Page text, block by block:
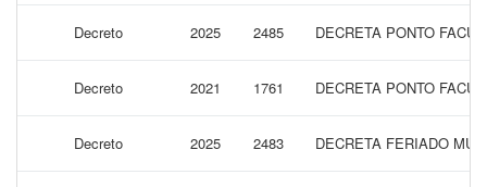
Decreto 2025 2485 DECRETA PONTO
Decreto 2021 1761 DECRETA PONTO
Decreto 2025 2483 DECRETA FERIADO